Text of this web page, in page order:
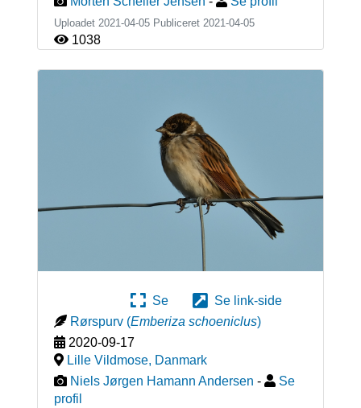
Uploadet 2021-04-05 Publiceret 2021-04-05
1038
Se
Se link-side
Rørspurv (Emberiza schoeniclus)
2020-09-17
Lille Vildmose, Danmark
Niels Jørgen Hamann Andersen -
Se
profil